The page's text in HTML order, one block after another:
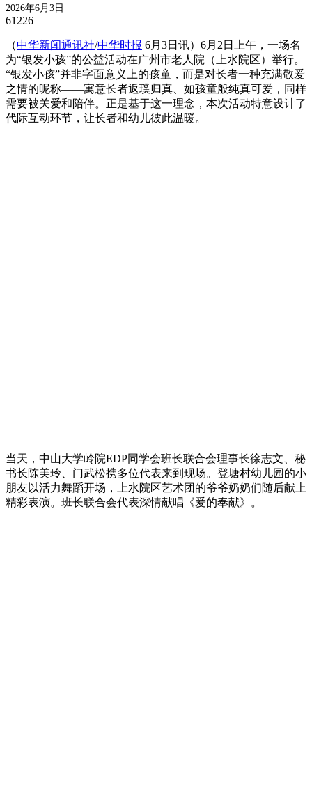
2026年6月3日
61226
（中华新闻通讯社/中华时报 6月3日讯）6月2日上午，一场名
为“银发小孩”的公益活动在广州市老人院（上水院区）举行。
“银发小孩”并非字面意义上的孩童，而是对长者一种充满敬爱
之情的昵称——寓意长者返璞归真、如孩童般纯真可爱，同样
需要被关爱和陪伴。正是基于这一理念，本次活动特意设计了
代际互动环节，让长者和幼儿彼此温暖。
当天，中山大学岭院EDP同学会班长联合会理事长徐志文、秘
书长陈美玲、门武松携多位代表来到现场。登塘村幼儿园的小
朋友以活力舞蹈开场，上水院区艺术团的爷爷奶奶们随后献上
精彩表演。班长联合会代表深情献唱《爱的奉献》。